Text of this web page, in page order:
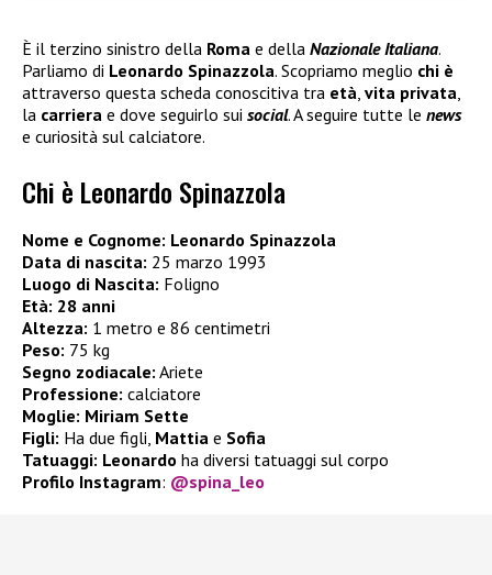
È il terzino sinistro della Roma e della Nazionale Italiana.
Parliamo di Leonardo Spinazzola. Scopriamo meglio chi è
attraverso questa scheda conoscitiva tra età vita privata
la carriera e dove seguirlo sui social. A seguire tutte le news
e curiosità sul calciatore.
Chi è Leonardo Spinazzola
Nome e Cognome: Leonardo Spinazzola
Data di nascita: 25 marzo 1993
Luogo di Nascita: Foligno
Età: 28 anni
Altezza: 1 metro e 86 centimetri
Peso: 75 kg
Segno zodiacale: Ariete
Professione: calciatore
Moglie: Miriam Sette
Figli: Ha due figli, Mattia e Sofia
Tatuaggi: Leonardo ha diversi tatuaggi sul corpo
Profilo Instagram: @spina_leo